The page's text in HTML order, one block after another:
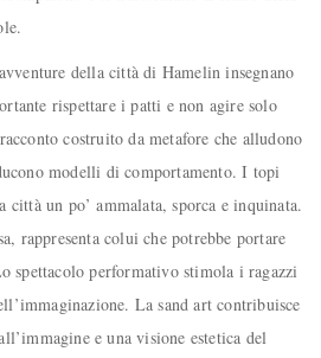
della città di Hamelin insegnano
rispettare i patti e non agire solo
costruito da metafore che alludono
modelli di comportamento. I topi
un po’ ammalata, sporca e inquinata.
rappresenta colui che potrebbe portare
spettacolo performativo stimola i ragazzi
La sand art contribuisce
e una visione estetica del